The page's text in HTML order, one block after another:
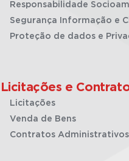
Responsabilidade
Segurança Informação e
Proteção de dados e
Licitações e
Licitações
Venda de Bens
Contratos Administrativos